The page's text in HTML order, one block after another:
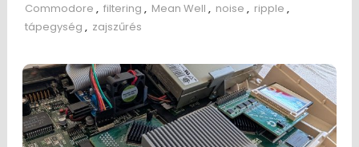
Commodore , filtering , Mean Well , noise , ripple ,
tápegység , zajszűrés